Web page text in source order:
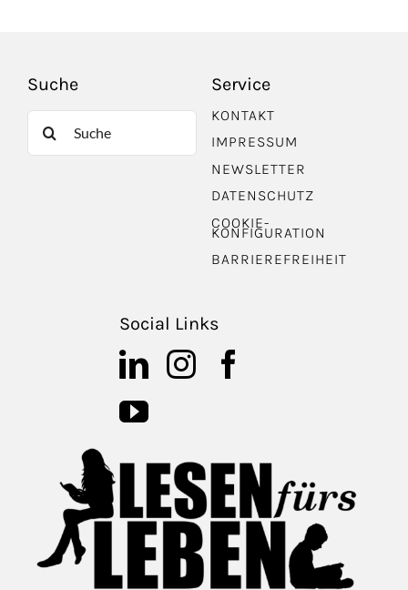
Suche
Suche
Service
KONTAKT
IMPRESSUM
NEWSLETTER
DATENSCHUTZ
COOKIE-
KONFIGURATION
BARRIEREFREIHEIT
Social Links